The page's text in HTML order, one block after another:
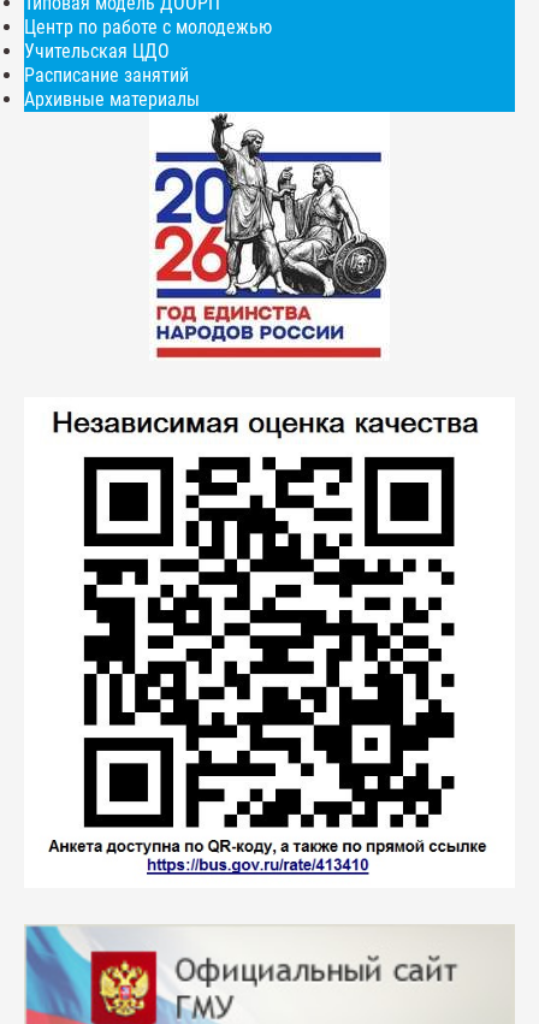
Центр по работе с молодежью
Учительская ЦДО
Расписание занятий
Архивные материалы